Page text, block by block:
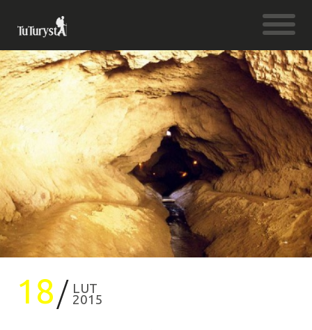
18 LUT
2015